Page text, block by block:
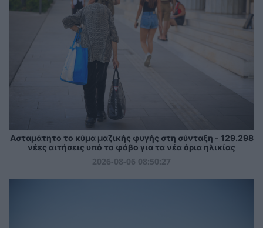
Ασταμάτητο το κύμα μαζικής φυγής στη σύνταξη - 129.298
νέες αιτήσεις υπό το φόβο για τα νέα όρια ηλικίας
2026-08-06 08:50:27